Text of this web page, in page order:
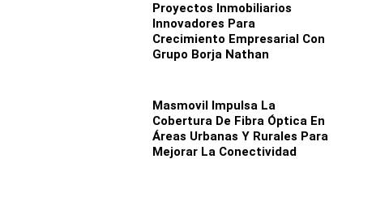
Proyectos Inmobiliarios
Innovadores Para
Crecimiento Empresarial Con
Grupo Borja Nathan
Masmovil Impulsa La
Cobertura De Fibra Óptica En
Áreas Urbanas Y Rurales Para
Mejorar La Conectividad